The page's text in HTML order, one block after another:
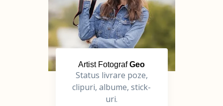
Artist FotografGeo
Status livrare poze,
clipuri, albume, stick-
uri.